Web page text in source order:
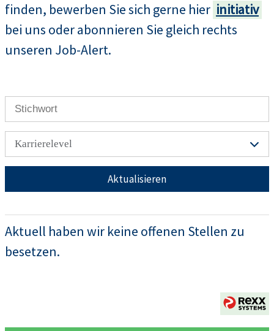
finden, bewerben Sie sich gerne hier initiativ
bei uns oder abonnieren Sie gleich rechts
unseren Job-Alert.
Karrierelevel
Aktualisieren
Aktuell haben wir keine offenen Stellen zu
besetzen.